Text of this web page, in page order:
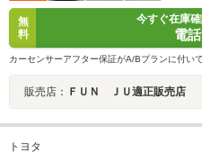
無
料
今すぐ在庫
電
カーセンサーアフター保証がA/Bプランに付い
販売店： ＦＵＮ ＪＵ適正販売店
トヨタ